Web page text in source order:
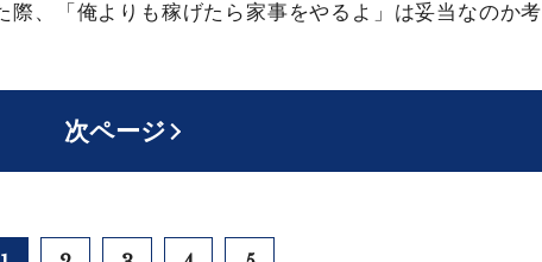
際、「俺よりも稼げたら家事をやるよ」は妥当なのか考
次ページ